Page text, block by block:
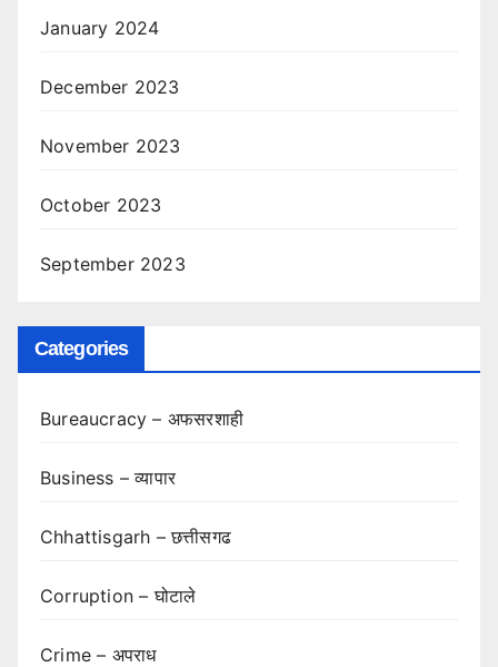
January 2024
December 2023
November 2023
October 2023
September 2023
Categories
Bureaucracy – अफसरशाही
Business – व्यापार
Chhattisgarh – छत्तीसगढ
Corruption – घोटाले
Crime – अपराध